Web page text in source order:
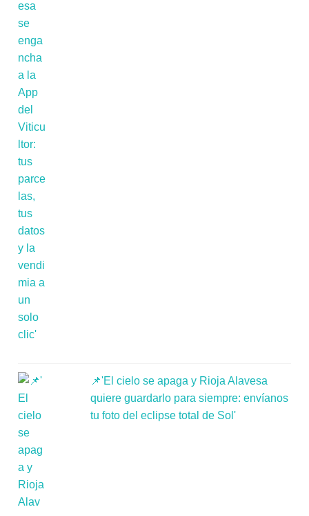
📌'El cielo se apaga y Rioja Alavesa
quiere guardarlo para siempre: envíanos
tu foto del eclipse total de Sol'